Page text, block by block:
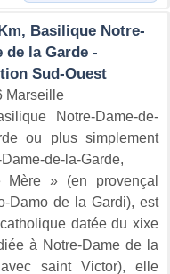
Basilique Notre-
de la Garde -
Sud-Ouest
Marseille
Notre-Dame-de-
ou plus simplement
de-la-Garde,
» (en provençal
Damo de la Gardi), est
datée du xixe
à Notre-Dame de la
saint Victor), elle